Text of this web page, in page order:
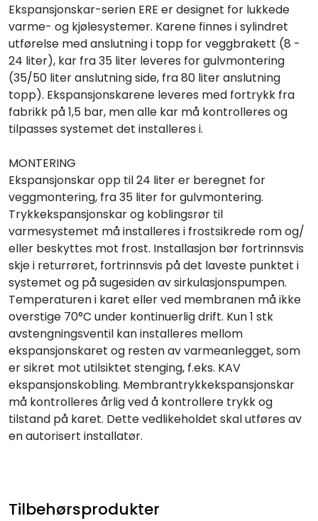
Ekspansjonskar-serien ERE er designet for lukkede
varme- og kjølesystemer. Karene finnes i sylindret
utførelse med anslutning i topp for veggbrakett (8 -
24 liter), kar fra 35 liter leveres for gulvmontering
(35/50 liter anslutning side, fra 80 liter anslutning
topp). Ekspansjonskarene leveres med fortrykk fra
fabrikk på 1,5 bar, men alle kar må kontrolleres og
tilpasses systemet det installeres i.
MONTERING
Ekspansjonskar opp til 24 liter er beregnet for
veggmontering, fra 35 liter for gulvmontering.
Trykkekspansjonskar og koblingsrør til
varmesystemet må installeres i frostsikrede rom og/
eller beskyttes mot frost. Installasjon bør fortrinnsvis
skje i returrøret, fortrinnsvis på det laveste punktet i
systemet og på sugesiden av sirkulasjonspumpen.
Temperaturen i karet eller ved membranen må ikke
overstige 70°C under kontinuerlig drift. Kun 1 stk
avstengningsventil kan installeres mellom
ekspansjonskaret og resten av varmeanlegget, som
er sikret mot utilsiktet stenging, f.eks. KAV
ekspansjonskobling. Membrantrykkekspansjonskar
må kontrolleres årlig ved å kontrollere trykk og
tilstand på karet. Dette vedlikeholdet skal utføres av
en autorisert installatør.
Tilbehørsprodukter